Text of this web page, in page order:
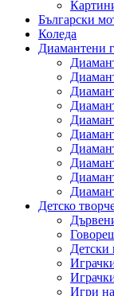
Български
Коледа
Диамантени
Детско
Детски
Игри